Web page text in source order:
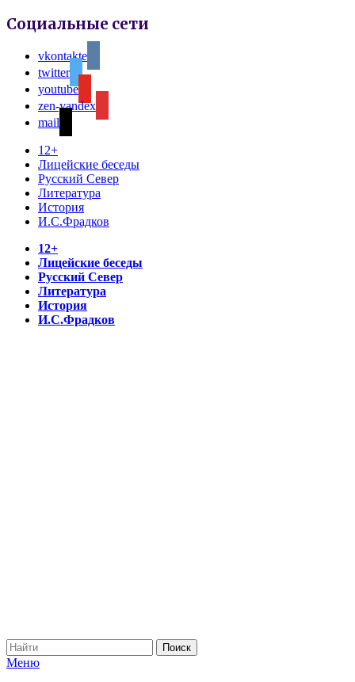
Социальные сети
vkontakte
twitter
youtube
zen-yandex
mail
12+
Лицейские беседы
Русский Север
Литература
История
И.С.Фрадков
12+
Лицейские беседы
Русский Север
Литература
История
И.С.Фрадков
Меню